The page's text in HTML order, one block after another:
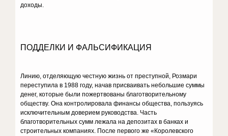
доходы.
ПОДДЕЛКИ И ФАЛЬСИФИКАЦИЯ
Линию, отделяющую честную жизнь от преступной, Розмари
переступила в 1988 году, начав присваивать небольшие сум­мы
денег, которые были пожертвованы благотворительному
обществу. Она кон­тролировала финансы общества, пользу­ясь
исключительным доверием руковод­ства. Часть
благотворительных сумм ле­жала на депозитах в банках и
строитель­ных компаниях. После первого же «Коро­левского